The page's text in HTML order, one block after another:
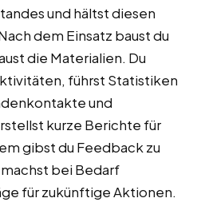
und hältst diesen
dem Einsatz baust du
die Materialien. Du
führst Statistiken
und
kurze Berichte für
gibst du Feedback zu
bei Bedarf
für zukünftige Aktionen.